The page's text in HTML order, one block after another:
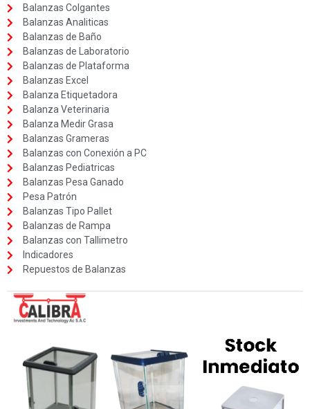
Balanzas Colgantes
Balanzas Analiticas
Balanzas de Baño
Balanzas de Laboratorio
Balanzas de Plataforma
Balanzas Excel
Balanza Etiquetadora
Balanza Veterinaria
Balanza Medir Grasa
Balanzas Grameras
Balanzas con Conexión a PC
Balanzas Pediatricas
Balanzas Pesa Ganado
Pesa Patrón
Balanzas Tipo Pallet
Balanzas de Rampa
Balanzas con Tallimetro
Indicadores
Repuestos de Balanzas